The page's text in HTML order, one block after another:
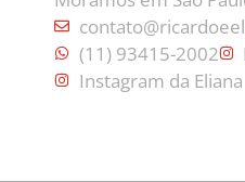
(11) 93415-2002
Instagram da Eliana